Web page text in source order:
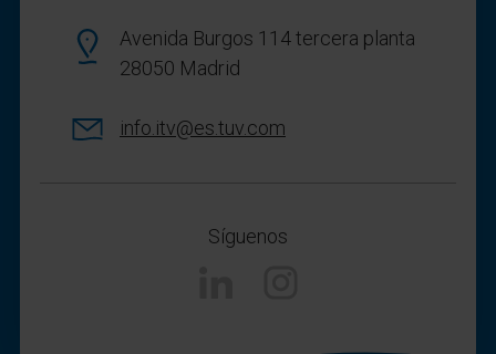
Avenida Burgos 114 tercera planta
28050 Madrid
info.itv@es.tuv.com
Síguenos